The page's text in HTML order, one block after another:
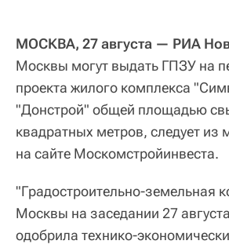
МОСКВА, 27 августа — РИА
Москвы могут выдать ГПЗУ на
проекта жилого комплекса
"Донстрой" общей площадью
квадратных метров, следует из
на сайте Москомстройинвеста.
"Градостроительно-земельная
Москвы на заседании 27
одобрила технико-